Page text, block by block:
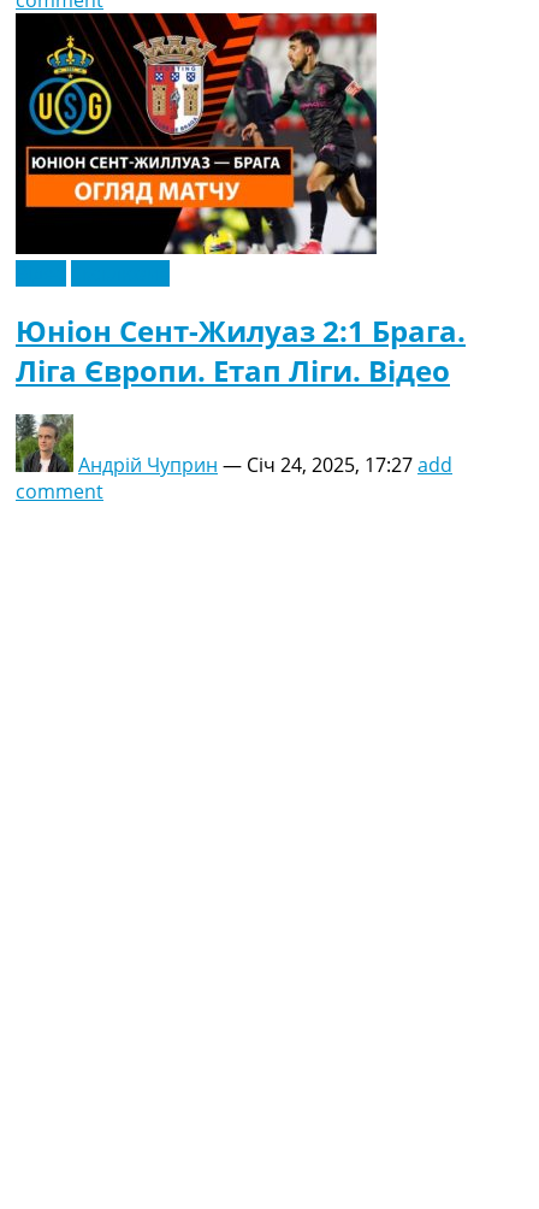
Юніон Сент-Жилуаз 2:1 Брага.
Ліга Європи. Етап Ліги. Відео
Андрій Чуприн — Січ 24, 2025, 17:27add
comment